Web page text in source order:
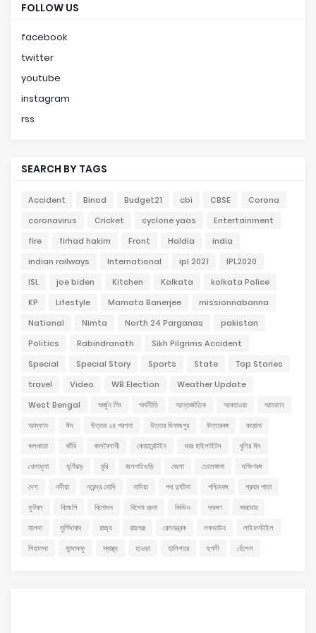
FOLLOW US
facebook
twitter
youtube
instagram
rss
SEARCH BY TAGS
Accident Binod Budget21 cbi CBSE
Corona
coronavirus
Cricket cyclone yaas
Entertainment
fire
firhad hakim Front Haldia
india
indian railways
International ipl 2021
IPL2020
ISL
joe biden Kitchen Kolkata
kolkata Police
KP
Lifestyle Mamata Banerjee
missionnabanna
National
Nimta North 24 Parganas
pakistan
Politics
Rabindranath
Sikh Pilgrims Accident
Special
Special Story Sports State
Top Stories
travel
Video WB Election
Weather Update
West Bengal
অর্জুন সিং অর্থনীতি আন্তর্জাতিক আবহাওয়া
আমফান
আম্ফান
ঈদ উত্তর ২৪ পরগনা উত্তর দিনাজপুর উত্তরবঙ্গ
করোনা
কলকাতা
কাঁথি কালবৈশাখী কোয়ারেন্টাইন খবর হাইলাইটস
খুশির ঈদ
খেলাধুলা
ঘূর্ণিঝড় চুরি জলপাইগুড়ি জেলা তেলেঙ্গানা
দক্ষিণবঙ্গ
দেশ
নদীয়া নরেন্দ্র মোদি নাদিয়া পথ দুর্ঘটনা পশ্চিমবঙ্গ
প্রথম পাতা
ফুটবল
বিজেপি বিনোদন বিশেষ রচনা ভিডিও ভ্রমণ
মারধোর
মালদা
মুর্শিদাবাদ রাজ্য রায়গঞ্জ রেলমন্ত্রক লকডাউন
লাইফস্টাইল
শিয়ালদা
সান্দাকফু স্বাস্থ্য হাওড়া হালিশহর হুগলী হেঁশেল